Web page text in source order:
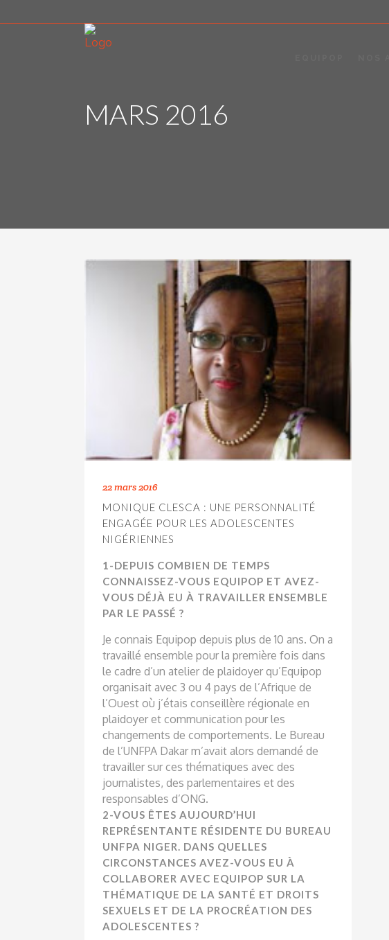
MARS 2016
22 mars 2016
MONIQUE CLESCA : UNE PERSONNALITÉ
ENGAGÉE POUR LES ADOLESCENTES
NIGÉRIENNES
1-DEPUIS COMBIEN DE TEMPS
CONNAISSEZ-VOUS EQUIPOP ET AVEZ-
VOUS DÉJÀ EU À TRAVAILLER ENSEMBLE
PAR LE PASSÉ ?
Je connais Equipop depuis plus de 10 ans. On a
travaillé ensemble pour la première fois dans
le cadre d’un atelier de plaidoyer qu’Equipop
organisait avec 3 ou 4 pays de l’Afrique de
l’Ouest où j’étais conseillère régionale en
plaidoyer et communication pour les
changements de comportements. Le Bureau
de l’UNFPA Dakar m’avait alors demandé de
travailler sur ces thématiques avec des
journalistes, des parlementaires et des
responsables d’ONG.
2-VOUS ÊTES AUJOURD’HUI
REPRÉSENTANTE RÉSIDENTE DU BUREAU
UNFPA NIGER. DANS QUELLES
CIRCONSTANCES AVEZ-VOUS EU À
COLLABORER AVEC EQUIPOP SUR LA
THÉMATIQUE DE LA SANTÉ ET DROITS
SEXUELS ET DE LA PROCRÉATION DES
ADOLESCENTES ?